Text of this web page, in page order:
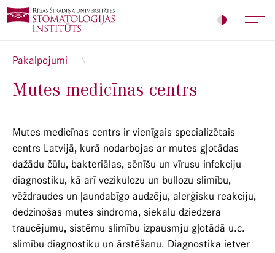
Pakalpojumi
Mutes medicīnas centrs
Mutes medicīnas centrs ir vienīgais specializētais
centrs Latvijā, kurā nodarbojas ar mutes gļotādas
dažādu čūlu, bakteriālas, sēnīšu un vīrusu infekciju
diagnostiku, kā arī vezikulozu un bullozu slimību,
vēždraudes un ļaundabīgo audzēju, alerģisku reakciju,
dedzinošas mutes sindroma, siekalu dziedzera
traucējumu, sistēmu slimību izpausmju gļotādā u.c.
slimību diagnostiku un ārstēšanu. Diagnostika ietver